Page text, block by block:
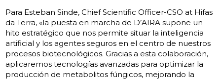
Para Esteban Sinde, Chief Scientific Officer-CSO at Hifas
da Terra, «la puesta en marcha de D’AIRA supone un
hito estratégico que nos permite situar la inteligencia
artificial y los agentes seguros en el centro de nuestros
procesos biotecnológicos. Gracias a esta colaboración,
aplicaremos tecnologías avanzadas para optimizar la
producción de metabolitos fúngicos, mejorando la